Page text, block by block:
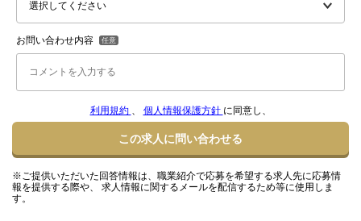
お問い合わせ内容
利用規約 、 個人情報保護方針 に同意し、
この求人に問い合わせる
※ご提供いただいた回答情報は、職業紹介で応募を希望する求人先に応募情
報を提供する際や、 求人情報に関するメールを配信するため等に使用しま
す。